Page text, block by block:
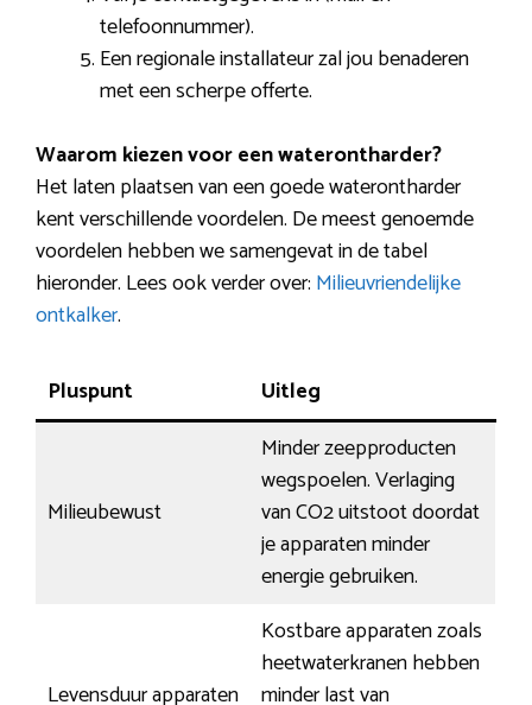
telefoonnummer).
Een regionale installateur zal jou benaderen
met een scherpe offerte.
Waarom kiezen voor een waterontharder?
Het laten plaatsen van een goede waterontharder
kent verschillende voordelen. De meest genoemde
voordelen hebben we samengevat in de tabel
hieronder. Lees ook verder over: Milieuvriendelijke
ontkalker.
Pluspunt Uitleg
Milieubewust
Minder zeepproducten
wegspoelen. Verlaging
van CO2 uitstoot doordat
je apparaten minder
energie gebruiken.
Levensduur apparaten
Kostbare apparaten zoals
heetwaterkranen hebben
minder last van